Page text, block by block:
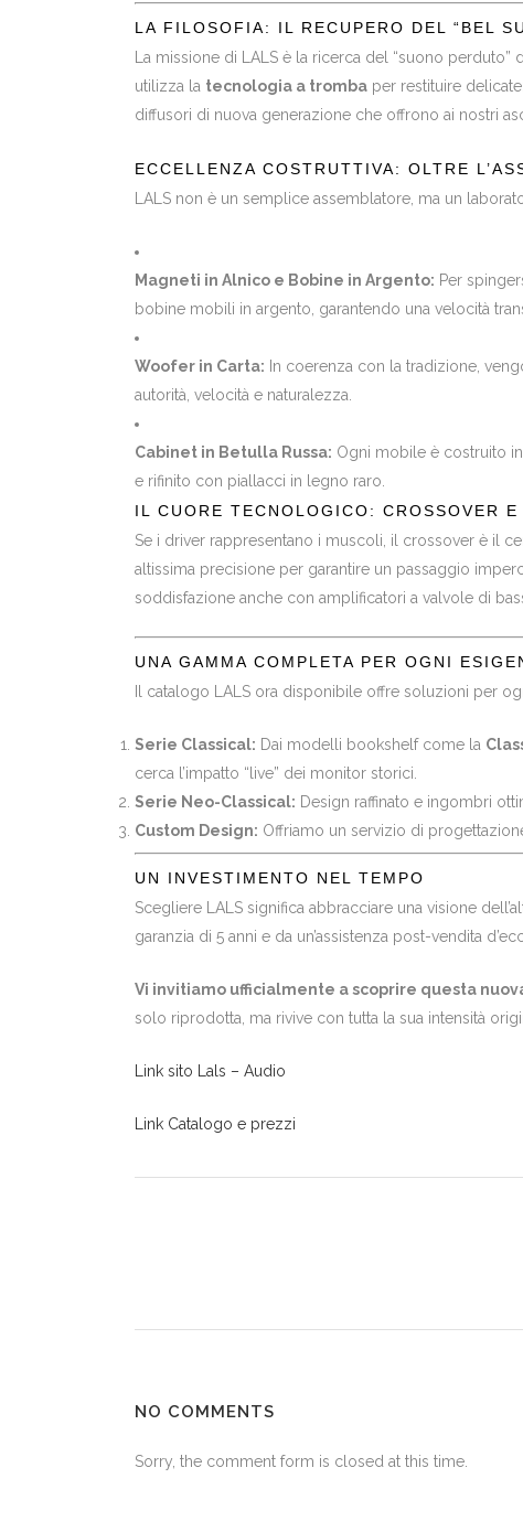
LA FILOSOFIA: IL RECUPERO DEL “BEL
La missione di LALS è la ricerca del “suono
utilizza la tecnologia a tromba per restituire
diffusori di nuova generazione che offrono ai nostri
ECCELLENZA COSTRUTTIVA: OLTRE
LALS non è un semplice assemblatore, ma un
Magneti in Alnico e Bobine in Argento: Per
bobine mobili in argento, garantendo una velocità
Woofer in Carta: In coerenza con la tradizione,
autorità, velocità e naturalezza.
Cabinet in Betulla Russa: Ogni mobile è costruito in
e rifinito con piallacci in legno raro.
IL CUORE TECNOLOGICO: CROSSOVER
Se i driver rappresentano i muscoli, il crossover è il
altissima precisione per garantire un passaggio
soddisfazione anche con amplificatori a valvole di
UNA GAMMA COMPLETA PER OGNI
Il catalogo LALS ora disponibile offre soluzioni per
Serie Classical: Dai modelli bookshelf come la
cerca l’impatto “live” dei monitor storici.
Serie Neo-Classical: Design raffinato e ingombri
Custom Design: Offriamo un servizio di
UN INVESTIMENTO NEL TEMPO
Scegliere LALS significa abbracciare una visione
garanzia di 5 anni e da un’assistenza post-vendita
Vi invitiamo ufficialmente a scoprire questa
solo riprodotta, ma rivive con tutta la sua intensità
Link sito Lals – Audio
Link Catalogo e prezzi
NO COMMENTS
Sorry, the comment form is closed at this time.